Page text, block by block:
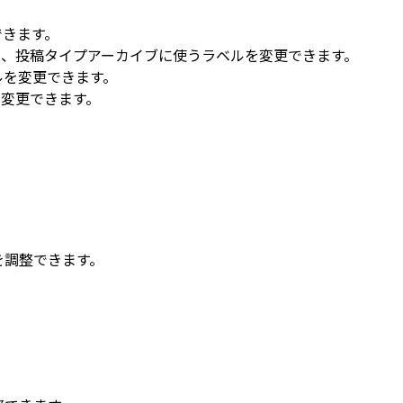
ます。
稿タイプアーカイブに使うラベルを変更できます。
変更できます。
できます。
整できます。